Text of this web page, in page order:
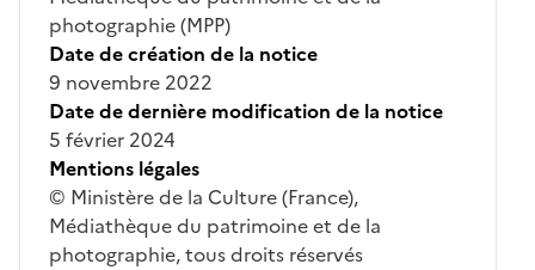
photographie (MPP)
Date de création de la notice
9 novembre 2022
Date de dernière modification de la notice
5 février 2024
Mentions légales
© Ministère de la Culture (France),
Médiathèque du patrimoine et de la
photographie, tous droits réservés